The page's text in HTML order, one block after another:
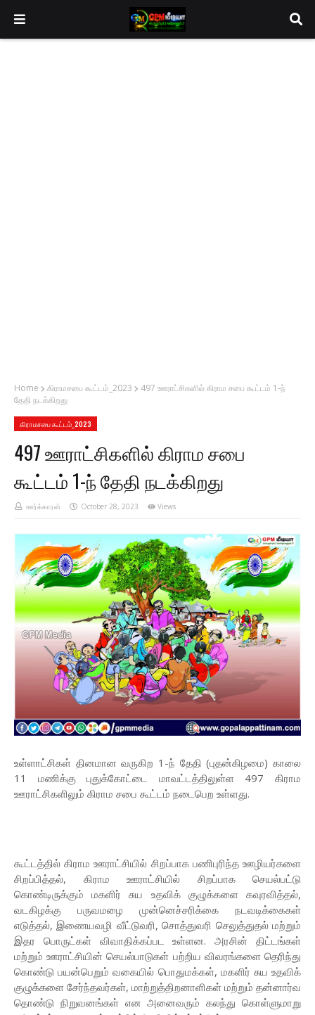
Home கிராமசபை கூட்டம்_2023
497 ஊராட்சிகளில் கிராம சபை கூட்டம் 1-ந்
தேதி நடக்கிறது
கிராமசபை கூட்டம்_2023
497 ஊராட்சிகளில் கிராம சபை
கூட்டம் 1-ந் தேதி நடக்கிறது
ஊர்க்காரன் October 28, 2023 Views
உள்ளாட்சிகள் தினமான வருகிற 1-ந் தேதி (புதன்கிழமை) காலை
11 மணிக்கு புதுக்கோட்டை மாவட்டத்திலுள்ள 497 கிராம
ஊராட்சிகளிலும் கிராம சபை கூட்டம் நடைபெற உள்ளது.
கூட்டத்தில் கிராம ஊராட்சியில் சிறப்பாக பணிபுரிந்த ஊழியர்களை
சிறப்பித்தல், கிராம ஊராட்சியில் சிறப்பாக செயல்பட்டு
கொண்டிருக்கும் மகளிர் சுய உதவிக் குழுக்களை கவுரவித்தல்,
வடகிழக்கு பருவமழை முன்னெச்சரிக்கை நடவடிக்கைகள்
எடுத்தல், இணையவழி வீட்டுவரி, சொத்துவரி செலுத்துதல் மற்றும்
இதர பொருட்கள் விவாதிக்கப்பட உள்ளன. அரசின் திட்டங்கள்
மற்றும் ஊராட்சியின் செயல்பாடுகள் பற்றிய விவரங்களை தெரிந்து
கொண்டு பயன்பெறும் வகையில் பொதுமக்கள், மகளிர் சுய உதவிக்
குழுக்களை சேர்ந்தவர்கள், மாற்றுத்திறனாளிகள் மற்றும் தன்னார்வ
தொண்டு நிறுவனங்கள் என அனைவரும் கலந்து கொள்ளுமாறு